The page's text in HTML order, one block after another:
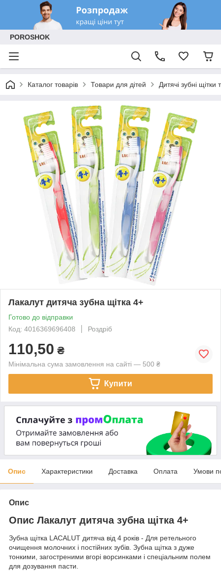
POROSHOK
Каталог товарів Товари для дітей Дитячі зубні щітки
Лакалут дитяча зубна щітка 4+
Готово до відправки
Код: 4016369696408
Роздріб
110,50 ₴
Мінімальна сума замовлення на сайті — 500 ₴
Купити
Опис Характеристики Доставка Оплата Умови
Опис
Опис Лакалут дитяча зубна щітка 4+
Зубна щітка LACALUT дитяча від 4 років - Для ретельного
очищення молочних і постійних зубів. Зубна щітка з дуже
тонкими, загостреними вгорі ворсинками і спеціальним полем
для дозування пасти.